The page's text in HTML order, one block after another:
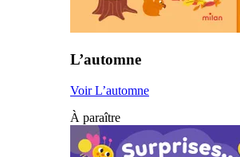
L’automne
Voir L’automne
À paraître